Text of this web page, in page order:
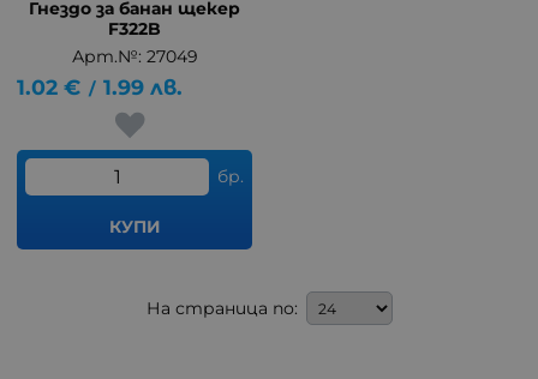
Гнездо за банан щекер
F322B
Арт.№: 27049
1.02 € / 1.99 лв.
бр.
КУПИ
На страница по: